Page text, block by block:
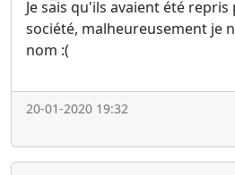
Je sais qu'ils avaient été
société, malheureusement je
nom :(
20-01-2020 19:32